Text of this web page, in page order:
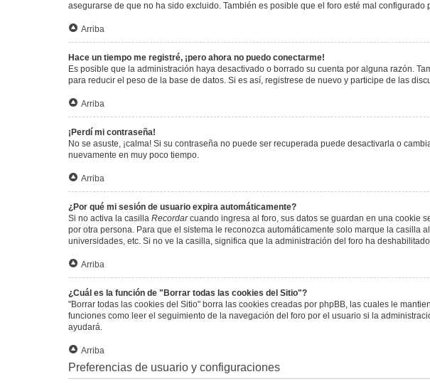
asegurarse de que no ha sido excluido. También es posible que el foro esté mal
Arriba
Hace un tiempo me registré, ¡pero ahora no puedo conectarme!
Es posible que la administración haya desactivado o borrado su cuenta por alguna razón.
para reducir el peso de la base de datos. Si es así, registrese de nuevo y participe de las
Arriba
¡Perdí mi contraseña!
No se asuste, ¡calma! Si su contraseña no puede ser recuperada puede desactivarla o
nuevamente en muy poco tiempo.
Arriba
¿Por qué mi sesión de usuario expira automáticamente?
Si no activa la casilla Recordarcuando ingresa al foro, sus datos se guardan en una cookie
por otra persona. Para que el sistema le reconozca automáticamente solo marque la casilla
universidades, etc. Si no ve la casilla, significa que la administración del foro ha
Arriba
¿Cuál es la función de "Borrar todas las cookies del Sitio"?
"Borrar todas las cookies del Sitio" borra las cookies creadas por phpBB, las cuales le
funciones como leer el seguimiento de la navegación del foro por el usuario si la
ayudará.
Arriba
Preferencias de usuario y configuraciones